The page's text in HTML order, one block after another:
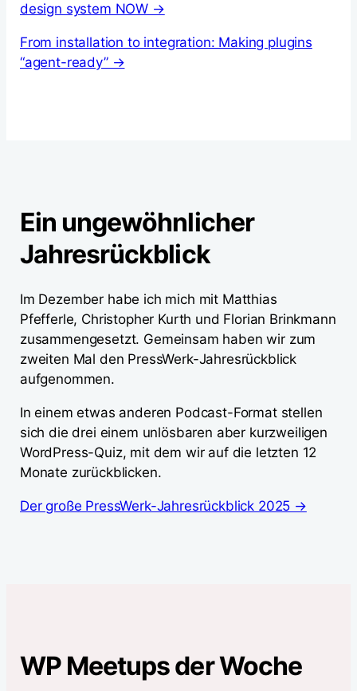
design system NOW →
From installation to integration: Making plugins
“agent-ready” →
Ein ungewöhnlicher
Jahresrückblick
Im Dezember habe ich mich mit Matthias
Pfefferle, Christopher Kurth und Florian Brinkmann
zusammengesetzt. Gemeinsam haben wir zum
zweiten Mal den PressWerk-Jahresrückblick
aufgenommen.
In einem etwas anderen Podcast-Format stellen
sich die drei einem unlösbaren aber kurzweiligen
WordPress-Quiz, mit dem wir auf die letzten 12
Monate zurückblicken.
Der große PressWerk-Jahresrückblick 2025 →
WP Meetups der Woche